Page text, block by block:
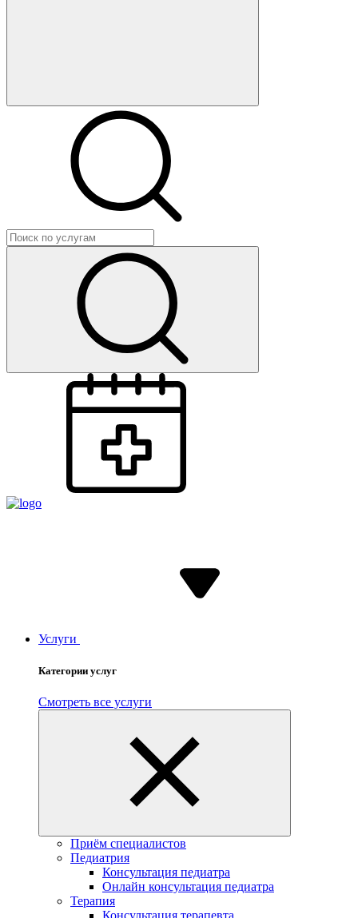
Услуги
Категории услуг
Смотреть все услуги
Приём специалистов
Педиатрия
Консультация педиатра
Онлайн консультация педиатра
Терапия
Консультация терапевта